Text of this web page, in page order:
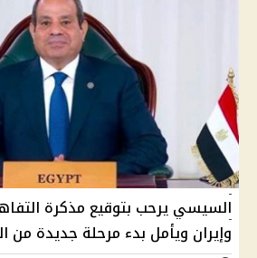
السيسي يرحب بتوقيع مذكرة
وإيران ويأمل بدء مرحلة جديدة من